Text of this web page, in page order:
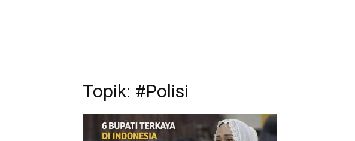
Topik: #Polisi